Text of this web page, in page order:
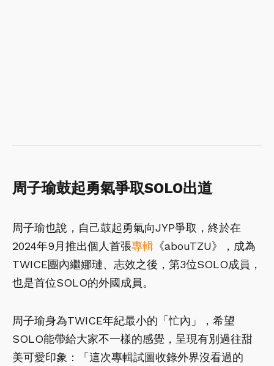
周子瑜鼓起勇氣爭取SOLO出道
周子瑜也說，自己鼓起勇氣向JYP爭取，終於在
2024年9月推出個人首張專輯 《abouTZU》，成為
TWICE團內繼娜璉、志效之後，第3位SOLO成員，
也是首位SOLO的外國成員。
周子瑜身為TWICE年紀最小的「忙內」，希望
SOLO能帶給大家不一樣的感覺，呈現有別過往甜
美可愛印象：「這次專輯試圖收錄外界沒看過的